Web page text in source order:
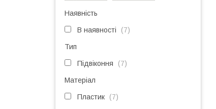
Наявність
В наявності 7
Тип
Підвіконня 7
Матеріал
Пластик 7